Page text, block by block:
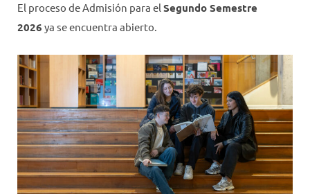
El proceso de Admisión para el Segundo Semestre
2026 ya se encuentra abierto.